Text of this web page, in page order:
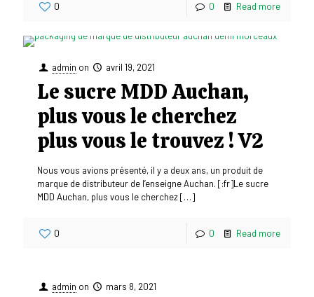
0 0 Read more
admin on avril 19, 2021
Le sucre MDD Auchan,
plus vous le cherchez
plus vous le trouvez ! V2
Nous vous avions présenté, il y a deux ans, un produit de
marque de distributeur de l’enseigne Auchan. [:fr]Le sucre
MDD Auchan, plus vous le cherchez[…]
0 0 Read more
admin on mars 8, 2021